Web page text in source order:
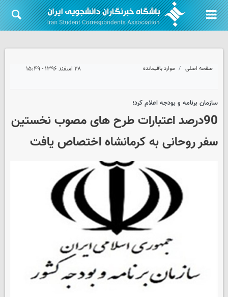
صفحه اصلی موارد باقیمانده ۲۸ اسفند ۱۳۹۶ - ۱۵:۴۹
سازمان برنامه و بودجه اعلام کرد؛
90درصد اعتبارات طرح های مصوب نخستین
سفر روحانی به کرمانشاه اختصاص یافت